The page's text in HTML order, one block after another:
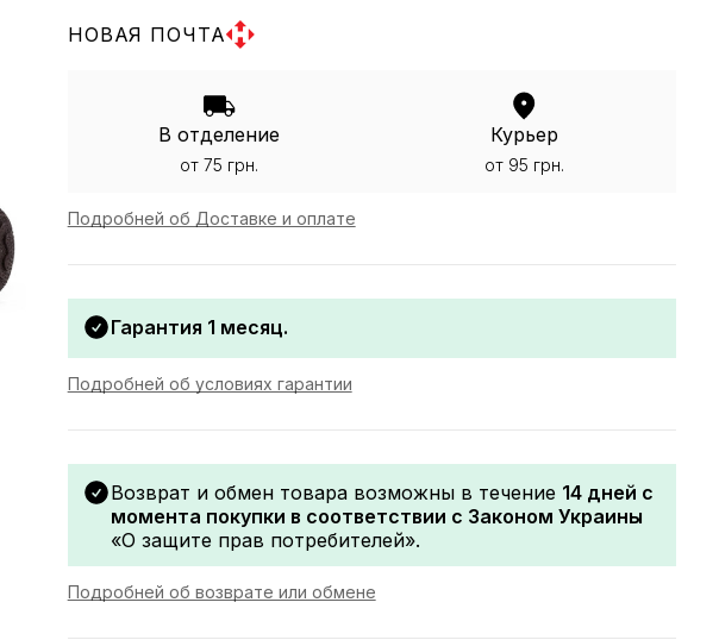
НОВАЯ ПОЧТА
В отделение
от 75 грн.
Курьер
от 95 грн.
Подробней об Доставке и оплате
Гарантия 1 месяц.
Подробней об условиях гарантии
Возврат и обмен товара возможны в течение 14 дней с
момента покупки в соответствии с Законом Украины
«О защите прав потребителей».
Подробней об возврате или обмене